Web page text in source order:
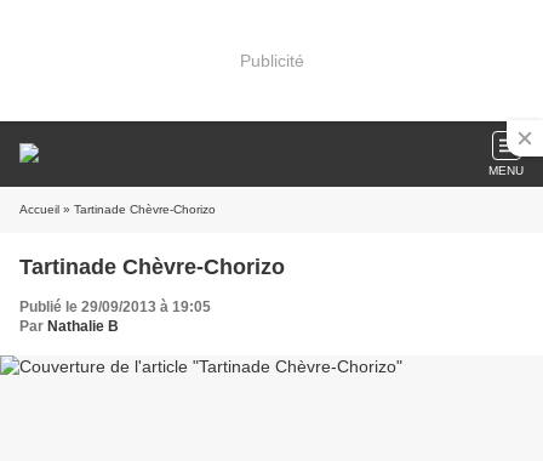
Publicité
MENU
Accueil » Tartinade Chèvre-Chorizo
Tartinade Chèvre-Chorizo
Publié le 29/09/2013 à 19:05
Par Nathalie B